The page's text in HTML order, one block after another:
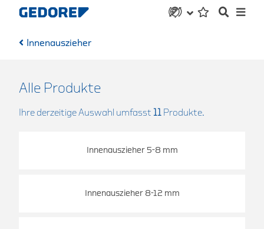
Innenauszieher
Alle Produkte
Ihre derzeitige Auswahl umfasst 11 Produkte.
Innenauszieher 5-8 mm
Innenauszieher 8-12 mm